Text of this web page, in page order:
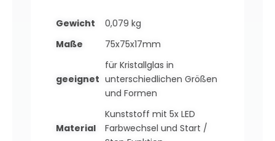
Gewicht
0,079 kg
Maße
75x75x17mm
geeignet
für Kristallglas in
unterschiedlichen Größen
und Formen
Material
Kunststoff mit 5x LED
Farbwechsel und Start /